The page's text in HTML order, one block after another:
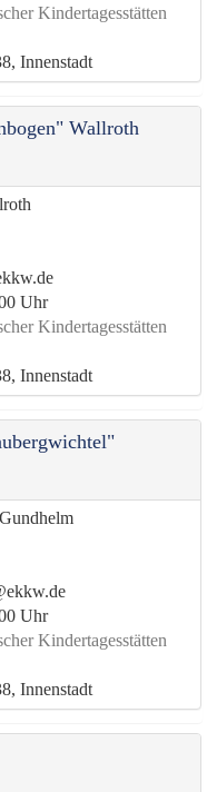
Kindertagesstätten
Innenstadt
Wallroth
Uhr
Kindertagesstätten
Innenstadt
Uhr
Kindertagesstätten
Innenstadt